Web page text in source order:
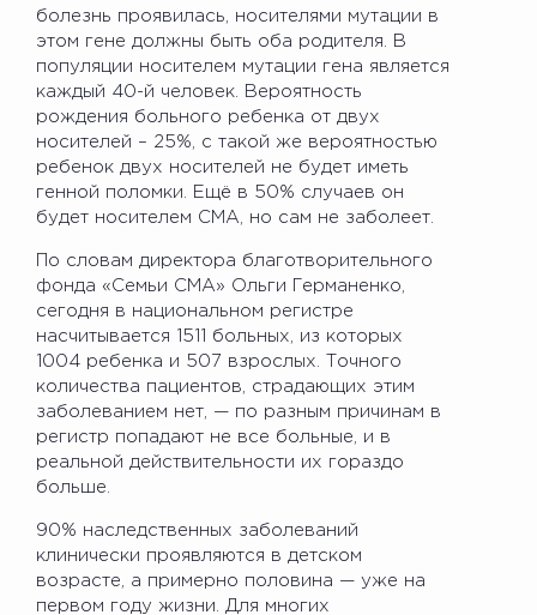
болезнь проявилась, носителями мутации в
этом гене должны быть оба родителя. В
популяции носителем мутации гена является
каждый 40-й человек. Вероятность
рождения больного ребенка от двух
носителей – 25%, с такой же вероятностью
ребенок двух носителей не будет иметь
генной поломки. Ещё в 50% случаев он
будет носителем СМА, но сам не заболеет.
По словам директора благотворительного
фонда «Семьи СМА» Ольги Германенко,
сегодня в национальном регистре
насчитывается 1511 больных, из которых
1004 ребенка и 507 взрослых. Точного
количества пациентов, страдающих этим
заболеванием нет, — по разным причинам в
регистр попадают не все больные, и в
реальной действительности их гораздо
больше.
90% наследственных заболеваний
клинически проявляются в детском
возрасте, а примерно половина — уже на
первом году жизни. Для многих